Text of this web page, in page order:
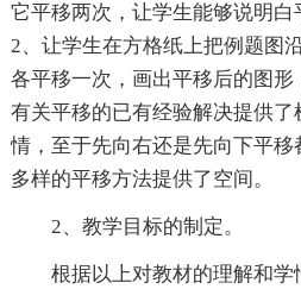
它平移两次，让学生能够说明白
2、让学生在方格纸上把例题图
各平移一次，画出平移后的图形
有关平移的已有经验解决提供
情，至于先向右还是先向下平
多样的平移方法提供了空间。
2、教学目标的制定。
根据以上对教材的理解和